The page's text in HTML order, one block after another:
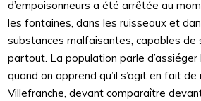
d’empoisonneurs a été arrêtée au
les fontaines, dans les ruisseaux et
substances malfaisantes, capables de
partout. La population parle
quand on apprend qu’il s’agit en fait
Villefranche, devant comparaître